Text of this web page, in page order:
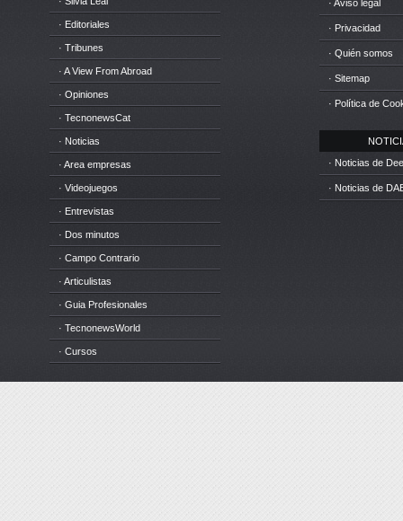
· Editoriales
· Tribunes
· A View From Abroad
· Opiniones
· TecnonewsCat
· Noticias
· Area empresas
· Videojuegos
· Entrevistas
· Dos minutos
· Campo Contrario
· Articulistas
· Guia Profesionales
· TecnonewsWorld
· Cursos
· Aviso legal
· Privacidad
· Quién somos
· Sitemap
· Política de
· Noticias de
· Noticias de